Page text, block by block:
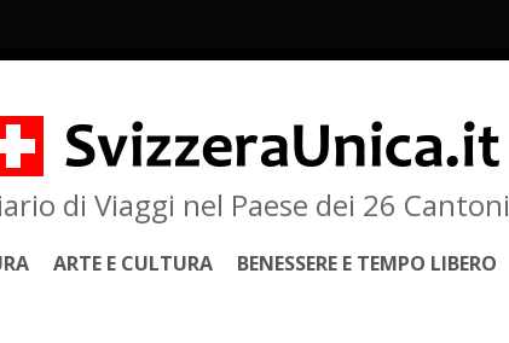
di Viaggi nel Paese dei 26 Cantoni
ARTE E CULTURA BENESSERE E TEMPO LIBERO